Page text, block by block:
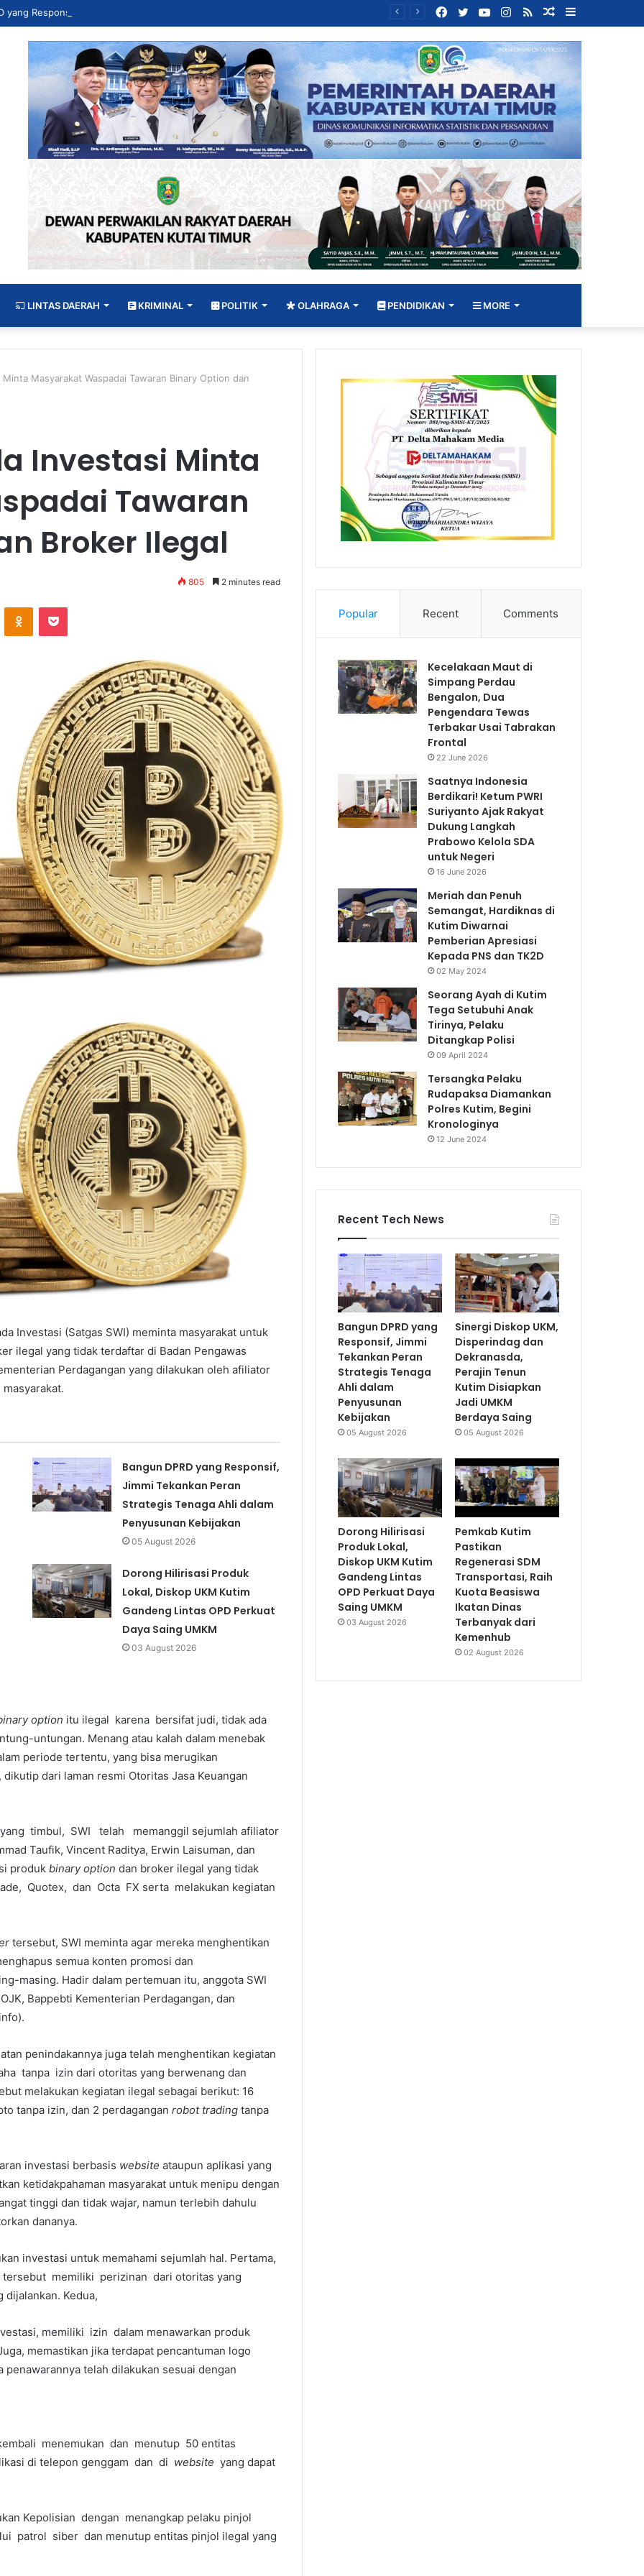
Random
Article
RSS
Instagram
YouTube
Twitter
Facebook
LINTAS DAERAH KRIMINAL POLITIK OLAHRAGA PENDIDIKAN MORE
Masyarakat Waspadai Tawaran Binary Option dan
Investasi Minta
Tawaran
Broker Ilegal
805 2 minutes read
Investasi (Satgas SWI) meminta masyarakat untuk
ilegal yang tidak terdaftar di Badan Pengawas
Perdagangan yang dilakukan oleh afiliator
Bangun DPRD yang Responsif,
Jimmi Tekankan Peran
Strategis Tenaga Ahli dalam
Penyusunan Kebijakan
05 August 2026
Dorong Hilirisasi Produk
Lokal, Diskop UKM Kutim
Gandeng Lintas OPD Perkuat
Daya Saing UMKM
03 August 2026
option itu ilegal karena bersifat judi, tidak ada
untungan. Menang atau kalah dalam menebak
periode tertentu, yang bisa merugikan
dikutip dari laman resmi Otoritas Jasa Keuangan
timbul, SWI telah memanggil sejumlah afiliator
Taufik, Vincent Raditya, Erwin Laisuman, dan
produk binary option dan broker ilegal yang tidak
Quotex, dan Octa FX serta melakukan kegiatan
tersebut, SWI meminta agar mereka menghentikan
semua konten promosi dan
masing. Hadir dalam pertemuan itu, anggota SWI
Bappebti Kementerian Perdagangan, dan
penindakannya juga telah menghentikan kegiatan
tanpa izin dari otoritas yang berwenang dan
melakukan kegiatan ilegal sebagai berikut: 16
tanpa izin, dan 2 perdagangan robot trading tanpa
investasi berbasis website ataupun aplikasi yang
ketidakpahaman masyarakat untuk menipu dengan
tinggi dan tidak wajar, namun terlebih dahulu
dananya.
investasi untuk memahami sejumlah hal. Pertama,
tersebut memiliki perizinan dari otoritas yang
dijalankan. Kedua,
memiliki izin dalam menawarkan produk
memastikan jika terdapat pencantuman logo
telah dilakukan sesuai dengan
menemukan dan menutup 50 entitas
di telepon genggam dan di website yang dapat
Kepolisian dengan menangkap pelaku pinjol
patrol siber dan menutup entitas pinjol ilegal yang
Popular Recent Comments
Kecelakaan Maut di
Simpang Perdau
Bengalon, Dua
Pengendara Tewas
Terbakar Usai Tabrakan
Frontal
22 June 2026
Saatnya Indonesia
Berdikari! Ketum PWRI
Suriyanto Ajak Rakyat
Dukung Langkah
Prabowo Kelola SDA
untuk Negeri
16 June 2026
Meriah dan Penuh
Semangat, Hardiknas di
Kutim Diwarnai
Pemberian Apresiasi
Kepada PNS dan TK2D
02 May 2024
Seorang Ayah di Kutim
Tega Setubuhi Anak
Tirinya, Pelaku
Ditangkap Polisi
09 April 2024
Tersangka Pelaku
Rudapaksa Diamankan
Polres Kutim, Begini
Kronologinya
12 June 2024
Recent Tech News
Bangun DPRD yang
Responsif, Jimmi
Tekankan Peran
Strategis Tenaga
Ahli dalam
Penyusunan
Kebijakan
05 August 2026
Sinergi Diskop UKM,
Disperindag dan
Dekranasda,
Perajin Tenun
Kutim Disiapkan
Jadi UMKM
Berdaya Saing
05 August 2026
Dorong Hilirisasi
Produk Lokal,
Diskop UKM Kutim
Gandeng Lintas
OPD Perkuat Daya
Saing UMKM
03 August 2026
Pemkab Kutim
Pastikan
Regenerasi SDM
Transportasi, Raih
Kuota Beasiswa
Ikatan Dinas
Terbanyak dari
Kemenhub
02 August 2026